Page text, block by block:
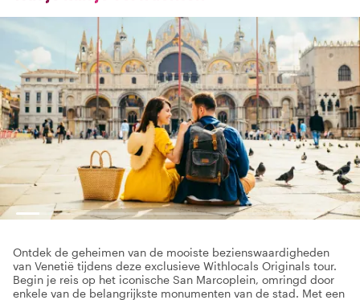
Ontdek de geheimen van de mooiste bezienswaardigheden
van Venetië tijdens deze exclusieve Withlocals Originals tour.
Begin je reis op het iconische San Marcoplein, omringd door
enkele van de belangrijkste monumenten van de stad. Met een